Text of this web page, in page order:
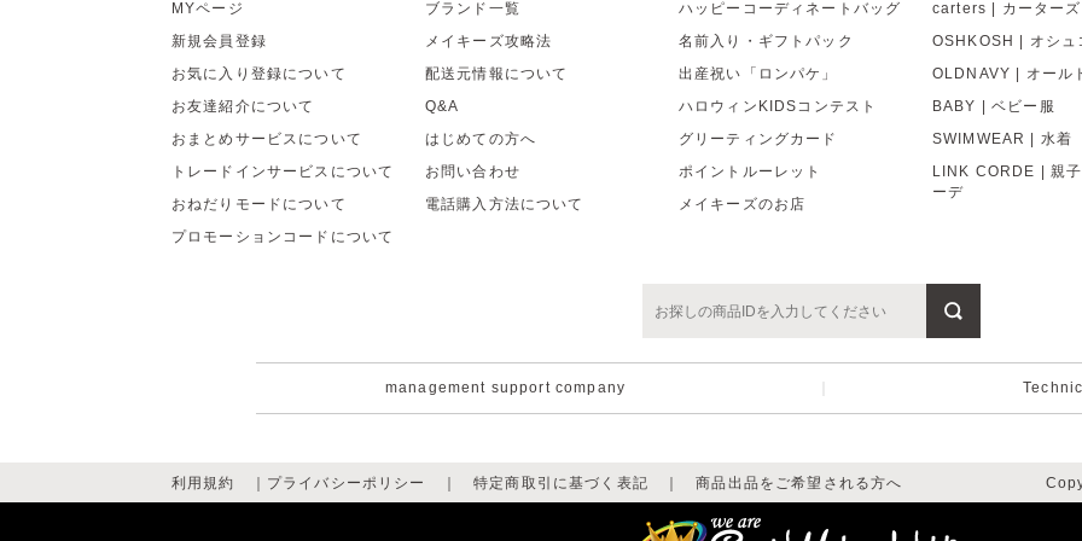
MYページ
新規会員登録
お気に入り登録について
お友達紹介について
おまとめサービスについて
トレードインサービスについて
おねだりモードについて
プロモーションコードについて
ブランド一覧
メイキーズ攻略法
配送元情報について
Q&A
はじめての方へ
お問い合わせ
電話購入方法について
ハッピーコーディネートバッグ
名前入り・ギフトパック
出産祝い「ロンパケ」
ハロウィンKIDSコンテスト
グリーティングカード
ポイントルーレット
メイキーズのお店
carters | カーターズ
OSHKOSH | オシュ
OLDNAVY | オール
BABY | ベビー服
SWIMWEAR | 水着
LINK CORDE | 親
ーデ
management support company
利用規約 ｜ プライバシーポリシー ｜特定商取引に基づく表記 ｜商品出品をご希望される方へ